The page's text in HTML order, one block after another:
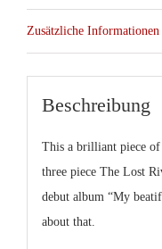
Zusätzliche Informationen
Beschreibung
This a brilliant piece
three pieceThe Lost
debut album “My
about that.